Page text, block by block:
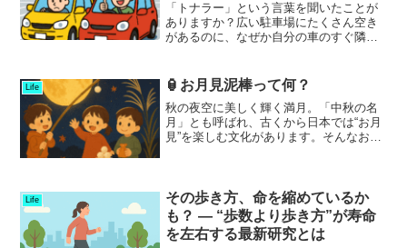
「トナラー」という言葉を聞いたことが
ありますか？広い駐車場にたくさん空き
があるのに、なぜか自分の車のすぐ隣に
ナラー」と呼ばれています。SNSでもた
びたび話題になり、「あ...
Life 🏮お月見泥棒って何？
秋の夜空に美しく輝く満月。「中秋の名
月」とも呼ばれ、古くから日本では“お月
見”を楽しむ文化があります。そんなお月
ますが、実はこれ、昔か...
Life
その歩き方、命を縮めているか
も？ ― “歩数より歩き方”が寿命
を左右する最新研究とは